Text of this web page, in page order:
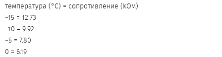
температура (°C) = сопротивление (kОм)
−15 = 12.73
−10 = 9.92
−5 = 7.80
0 = 6.19